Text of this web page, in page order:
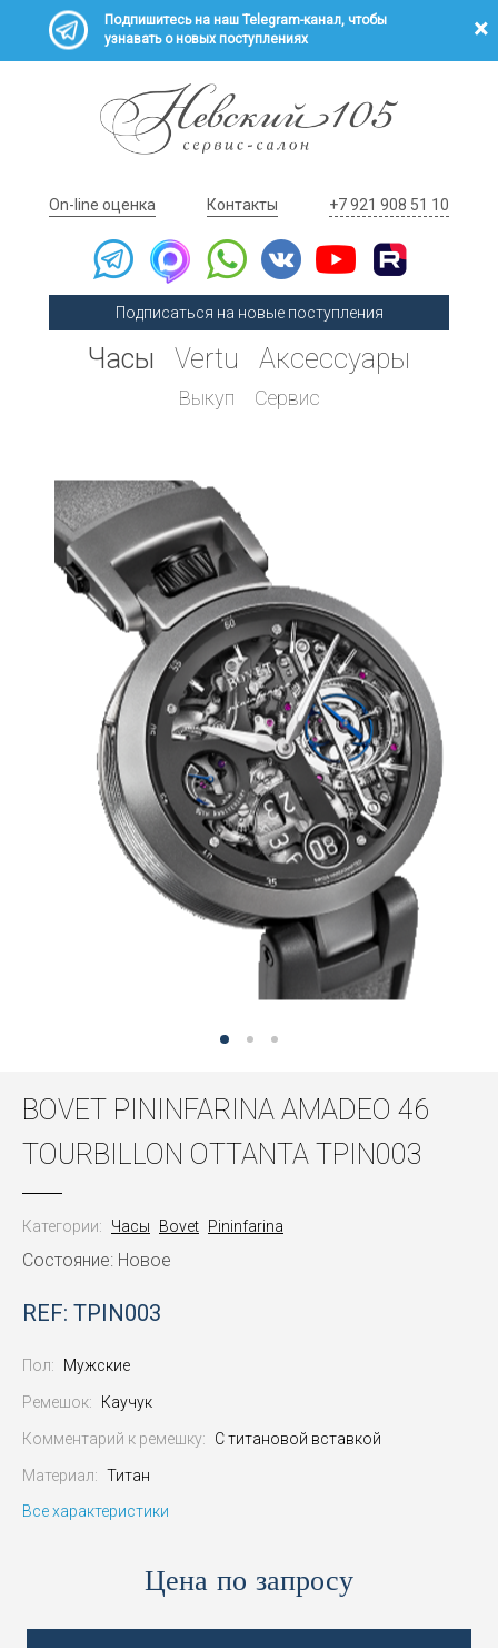
Подпишитесь на наш Telegram-канал, чтобы
узнавать о новых поступлениях
On-line оценка Контакты +7 921 908 51 10
Подписаться на новые поступления
Часы Vertu Аксессуары
Выкуп Сервис
BOVET PININFARINA AMADEO 46
TOURBILLON OTTANTA TPIN003
Категории: Часы Bovet Pininfarina
Состояние: Новое
REF: TPIN003
Пол: Мужские
Ремешок: Каучук
Комментарий к ремешку: С титановой вставкой
Материал: Титан
Все характеристики
Цена по запросу